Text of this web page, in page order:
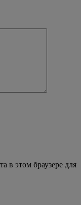
в этом браузере для